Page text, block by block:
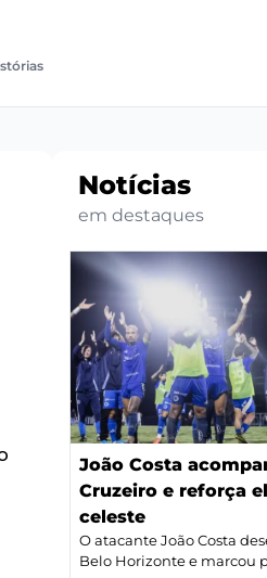
Notícias
em destaques
João Costa
Cruzeiro e reforça
celeste
O atacante João Costa
Belo Horizonte e marcou